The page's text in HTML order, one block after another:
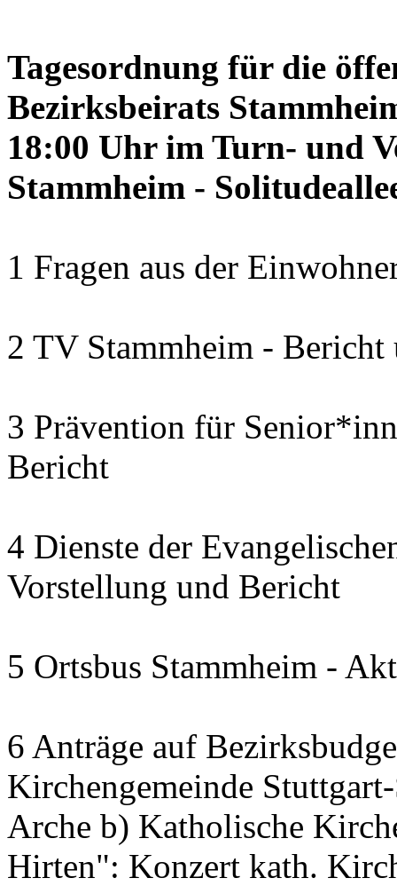
Tagesordnung für die
Bezirksbeirats
18:00 Uhr im Turn- und
Stammheim -
1 Fragen aus der
2 TV Stammheim - Bericht
3 Prävention für
Bericht
4 Dienste der
Vorstellung und Bericht
5 Ortsbus Stammheim -
6 Anträge auf
Kirchengemeinde
Arche b) Katholische
Hirten": Konzert kath.